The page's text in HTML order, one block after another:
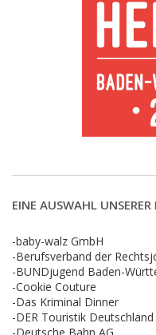
EINE AUSWAHL
-baby-walz GmbH
-Berufsverband der
-BUNDjugend Baden-
-Cookie Couture
-Das Kriminal Dinner
-DER Touristik Deutschland